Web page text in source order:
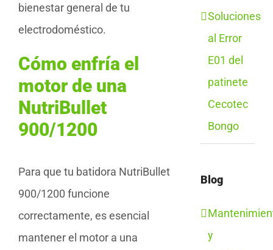
bienestar general de tu
electrodoméstico.
Cómo enfría el
motor de una
NutriBullet
900/1200
Para que tu batidora NutriBullet
900/1200 funcione
correctamente, es esencial
mantener el motor a una
Soluciones
al Error
E01 del
patinete
Cecotec
Bongo
Blog
y